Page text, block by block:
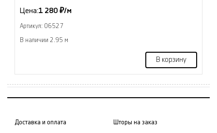
Цена:1 280 ₽/м
Артикул: 06527
В наличии 2.95 м
В корзину
Доставка и оплата Шторы на заказ